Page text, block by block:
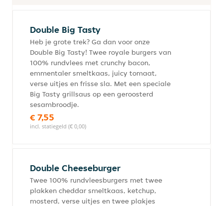
Double Big Tasty
Heb je grote trek? Ga dan voor onze
Double Big Tasty! Twee royale burgers van
100% rundvlees met crunchy bacon,
emmentaler smeltkaas, juicy tomaat,
verse uitjes en frisse sla. Met een speciale
Big Tasty grillsaus op een geroosterd
sesambroodje.
€ 7,55
incl. statiegeld (€ 0,00)
Double Cheeseburger
Twee 100% rundvleesburgers met twee
plakken cheddar smeltkaas, ketchup,
mosterd, verse uitjes en twee plakjes